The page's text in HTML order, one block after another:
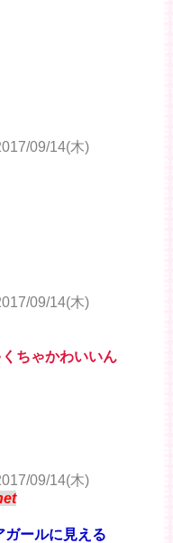
09/14(木)
09/14(木)
ちゃかわいいん
09/14(木)
ガールに見える